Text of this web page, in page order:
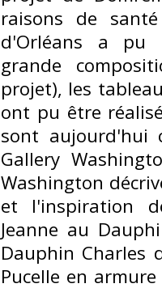
raisons de
d'Orléans a pu
grande
projet), les
ont pu être
sont aujourd'hui
Gallery
Washington
et l'inspiration
Jeanne au
Dauphin Charles
Pucelle en